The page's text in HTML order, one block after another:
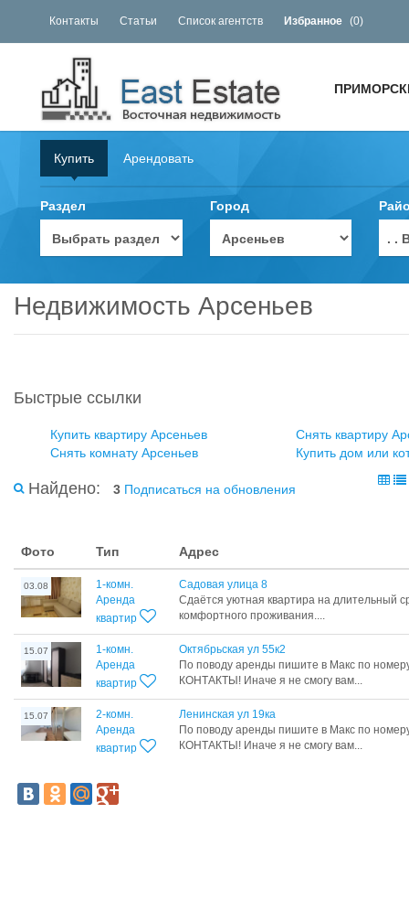
Контакты Статьи Список агентств Избранное (0)
Купить Арендовать
Раздел Город
. .
Недвижимость Арсеньев
Быстрые ссылки
Купить квартиру Арсеньев
Снять квартиру
Снять комнату Арсеньев
Купить дом или
Найдено: 3 Подписаться на обновления
Фото Тип Адрес
03.08
1-комн.
Аренда
квартир
Садовая улица 8
Сдаётся уютная квартира на длительный
комфортного проживания....
15.07
1-комн.
Аренда
квартир
Октябрьская ул 55к2
По поводу аренды пишите в Макс по
КОНТАКТЫ! Иначе я не смогу вам...
15.07
2-комн.
Аренда
квартир
Ленинская ул 19ка
По поводу аренды пишите в Макс по
КОНТАКТЫ! Иначе я не смогу вам...